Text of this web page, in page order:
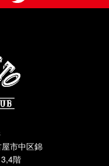
市中区錦
階